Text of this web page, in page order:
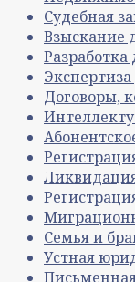
Судебная
Взыскание
Договоры,
Семья и
Устная